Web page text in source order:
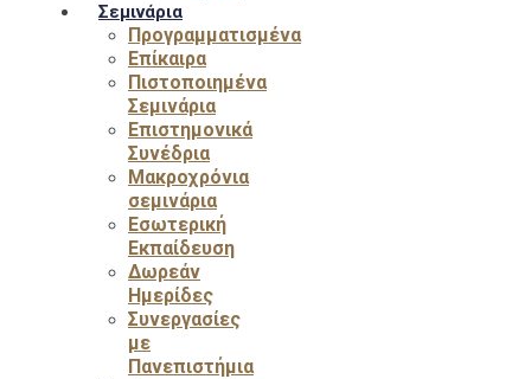
Σεμινάρια
Προγραμματισμένα
Επίκαιρα
Πιστοποιημένα
Σεμινάρια
Επιστημονικά
Συνέδρια
Μακροχρόνια
σεμινάρια
Εσωτερική
Εκπαίδευση
Δωρεάν
Ημερίδες
Συνεργασίες
με
Πανεπιστήμια